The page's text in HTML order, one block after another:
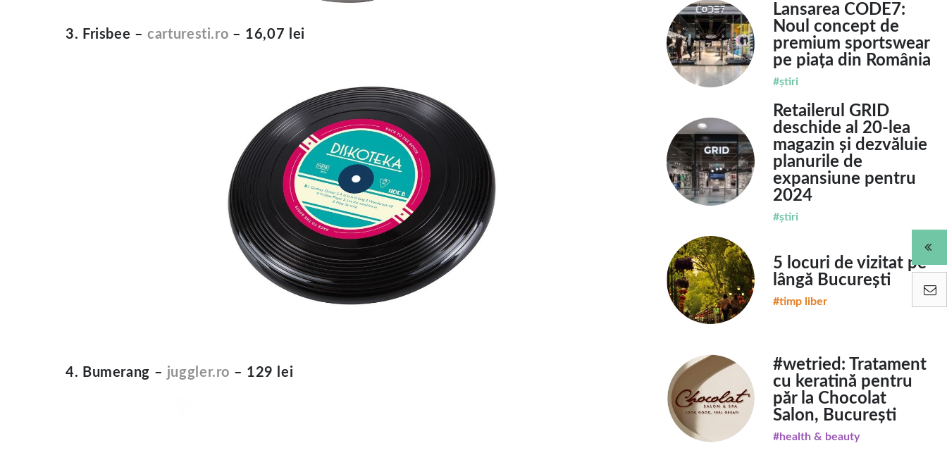
3. Frisbee –carturesti.ro – 16,07 lei
4. Bumerang – juggler.ro – 129 lei
Lansarea CODE7:
Noul concept de
premium sportswear
pe piața din România
#știri
Retailerul GRID
deschide al 20-lea
magazin și dezvăluie
planurile de
expansiune pentru
2024
#știri
5 locuri de vizitat pe
lângă București
#timp liber
#wetried: Tratament
cu keratină pentru
păr la Chocolat
Salon, București
#health & beauty